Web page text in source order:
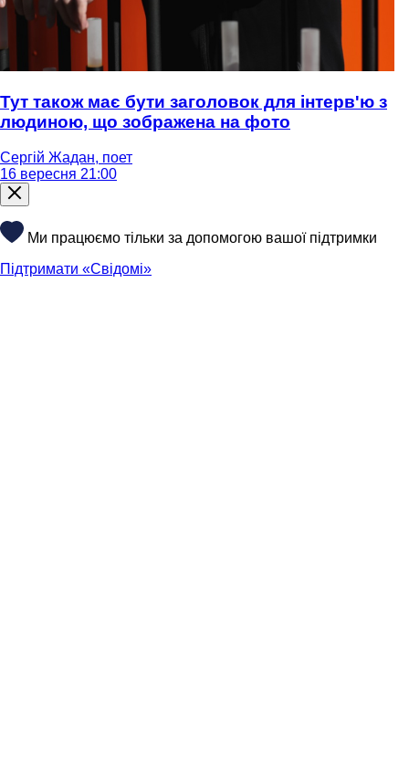
Тут також має бути заголовок для інтерв'ю з
людиною, що зображена на фото
Сергій Жадан, поет
16 вересня 21:00
Ми працюємо тільки за допомогою вашої підтримки
Підтримати «Свідомі»